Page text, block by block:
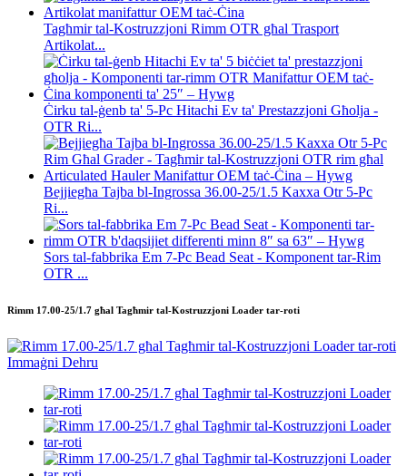
Tagħmir tal-Kostruzzjoni Rimm OTR għal Trasport
Artikolat...
Ċirku tal-ġenb ta' 5-Pc Hitachi Ev ta' Prestazzjoni Għolja -
OTR Ri...
Bejjiegħa Tajba bl-Ingrossa 36.00-25/1.5 Kaxxa Otr 5-Pc
Ri...
Sors tal-fabbrika Em 7-Pc Bead Seat - Komponent tar-Rim
OTR ...
Rimm 17.00-25/1.7 għal Tagħmir tal-Kostruzzjoni Loader tar-roti